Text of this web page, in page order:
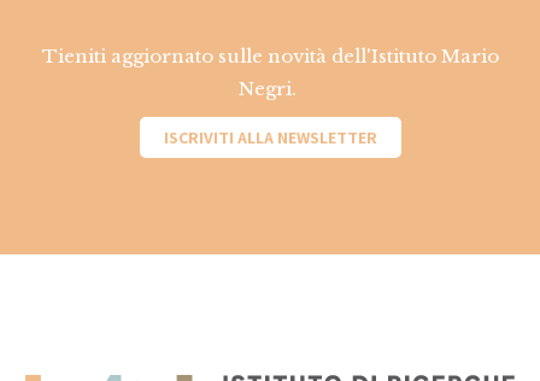
Tieniti aggiornato sulle novità dell'Istituto Mario
Negri.
ISCRIVITI ALLA NEWSLETTER